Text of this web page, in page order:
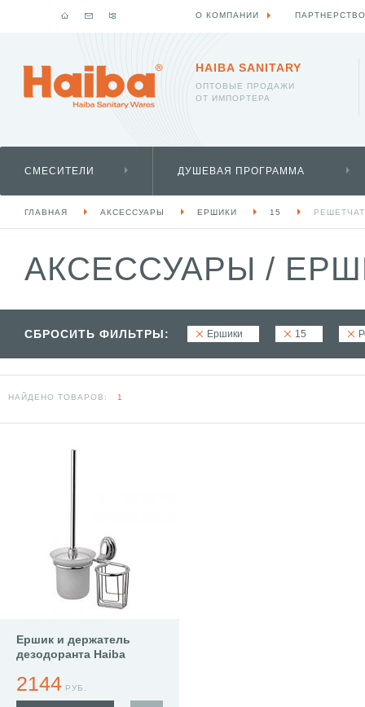
HAIBA SANITARY
ОПТОВЫЕ ПРОДАЖИ
ОТ ИМПОРТЕРА
СМЕСИТЕЛИ ДУШЕВАЯ ПРОГРАММА
ГЛАВНАЯ АКСЕССУАРЫ ЕРШИКИ 15
АКСЕССУАРЫ /
СБРОСИТЬ ФИЛЬТРЫ: Ершики 15
НАЙДЕНО ТОВАРОВ: 1
Ершик и держатель
дезодоранта Haiba
2144 РУБ.
О КОМПАНИИ ПАРТНЕРСТВО